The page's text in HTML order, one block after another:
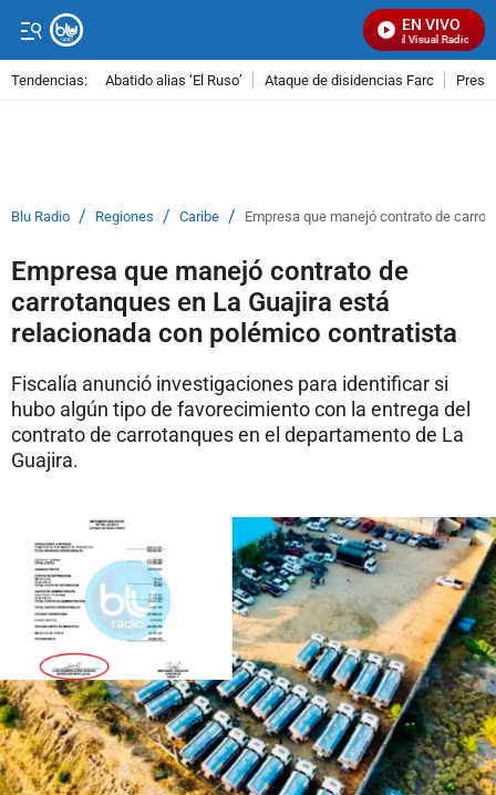
EN VIVO
Señal Visual Radio
Tendencias: Abatido alias ‘El Ruso’ Ataque de disidencias Farc
Blu Radio / Regiones / Caribe / Empresa que manejó contrato de
Empresa que manejó contrato de
carrotanques en La Guajira está
relacionada con polémico contratista
Fiscalía anunció investigaciones para identificar si
hubo algún tipo de favorecimiento con la entrega del
contrato de carrotanques en el departamento de La
Guajira.